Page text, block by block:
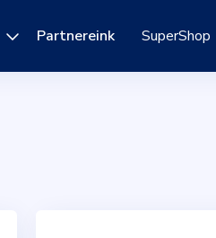
Partnereink SuperShop